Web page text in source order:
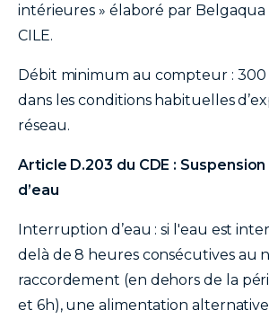
intérieures » élaboré par
CILE.
Débit minimum au compteur :
dans les conditions habituelles
réseau.
Article D.203 du CDE :
d’eau
Interruption d’eau : si l'eau est
delà de 8 heures consécutives au
raccordement (en dehors de la
et 6h), une alimentation